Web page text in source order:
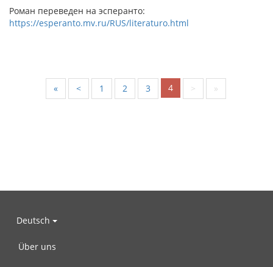
Роман переведен на эсперанто:
https://esperanto.mv.ru/RUS/literaturo.html
« < 1 2 3 4 > »
Deutsch
Über uns